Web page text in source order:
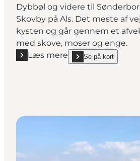
Dybbøl og videre til
Skovby på Als. Det meste af
kysten og går gennem et
med skove, moser og enge.
Læs mere
Læs mere "Gendarmstien"
Se på kort
show Gendarmstien